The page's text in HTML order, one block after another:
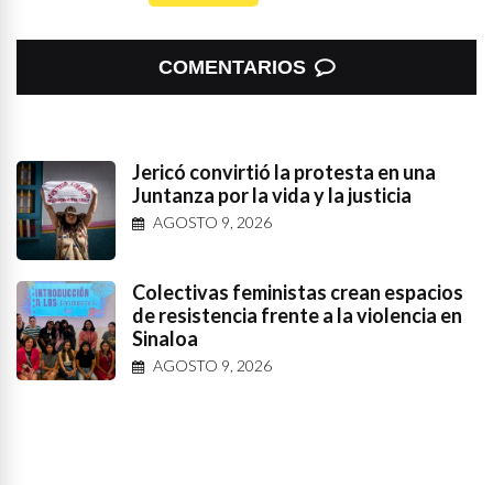
COMENTARIOS
Jericó convirtió la protesta en una
Juntanza por la vida y la justicia
AGOSTO 9, 2026
Colectivas feministas crean espacios
de resistencia frente a la violencia en
Sinaloa
AGOSTO 9, 2026